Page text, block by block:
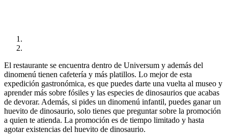
El restaurante se encuentra dentro de Universum y además del
dinomenú tienen cafetería y más platillos. Lo mejor de esta
expedición gastronómica, es que puedes darte una vuelta al museo y
aprender más sobre fósiles y las especies de dinosaurios que acabas
de devorar. Además, si pides un dinomenú infantil, puedes ganar un
huevito de dinosaurio, solo tienes que preguntar sobre la promoción
a quien te atienda. La promoción es de tiempo limitado y hasta
agotar existencias del huevito de dinosaurio.